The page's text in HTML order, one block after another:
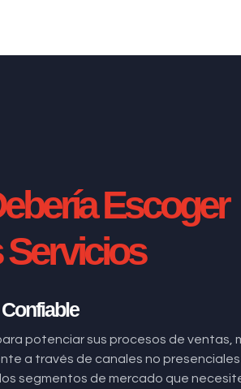
Escoger
potenciar sus procesos de ventas,
a través de canales no presenciales
segmentos de mercado que